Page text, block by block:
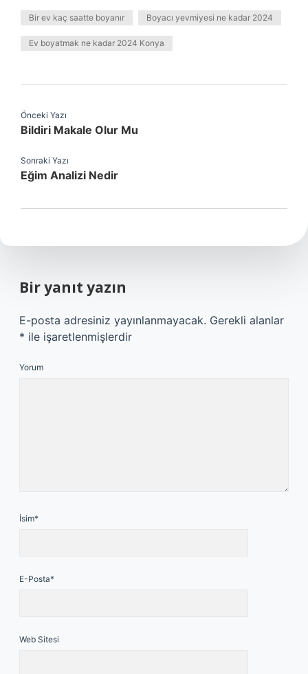
Bir ev kaç saatte boyanır Boyacı yevmiyesi ne kadar 2024
Ev boyatmak ne kadar 2024 Konya
Önceki Yazı
Bildiri Makale Olur Mu
Sonraki Yazı
Eğim Analizi Nedir
Bir yanıt yazın
E-posta adresiniz yayınlanmayacak. Gerekli alanlar
* ile işaretlenmişlerdir
Yorum
İsim*
E-Posta*
Web Sitesi